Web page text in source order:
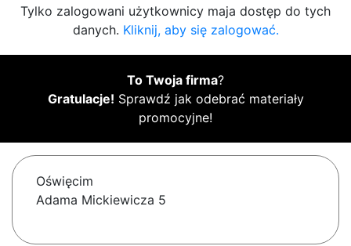
Tylko zalogowani użytkownicy maja dostęp do tych
danych. Kliknij, aby się zalogować.
To Twoja firma?
Gratulacje! Sprawdź jak odebrać materiały
promocyjne!
Oświęcim
Adama Mickiewicza 5